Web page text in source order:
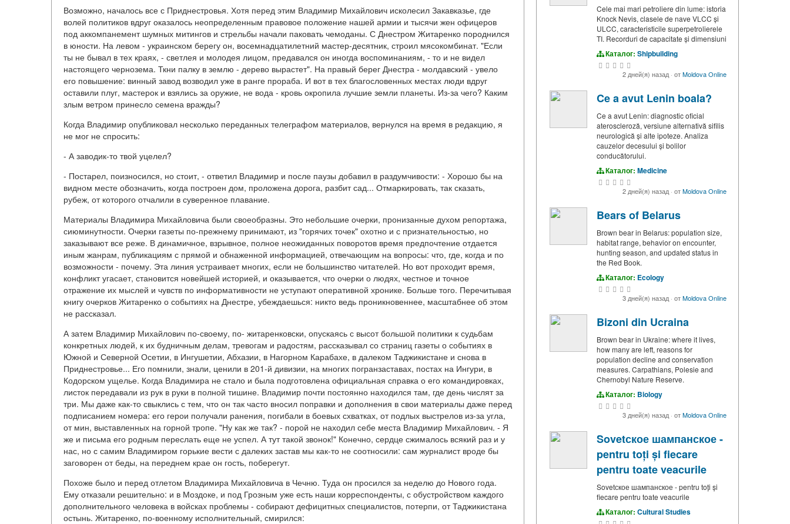
Возможно, началось все с Приднестровья. Хотя перед этим Владимир Михайлович исколесил Закавказье, где
волей политиков вдруг оказалось неопределенным правовое положение нашей армии и тысячи жен офицеров
под аккомпанемент шумных митингов и стрельбы начали паковать чемоданы. С Днестром Житаренко породнился
в юности. На левом - украинском берегу он, восемнадцатилетний мастер-десятник, строил мясокомбинат. "Если
ты не бывал в тех краях, - светлея и молодея лицом, предавался он иногда воспоминаниям, - то и не видел
настоящего чернозема. Ткни палку в землю - дерево вырастет". На правый берег Днестра - молдавский - увело
его повышение: винный завод возводил уже в ранге прораба. И вот в тех благословенных местах люди вдруг
оставили плуг, мастерок и взялись за оружие, не вода - кровь окропила лучшие земли планеты. Из-за чего? Каким
злым ветром принесло семена вражды?
Когда Владимир опубликовал несколько переданных телеграфом материалов, вернулся на время в редакцию, я
не мог не спросить:
- А заводик-то твой уцелел?
- Постарел, поизносился, но стоит, - ответил Владимир и после паузы добавил в раздумчивости: - Хорошо бы на
видном месте обозначить, когда построен дом, проложена дорога, разбит сад... Отмаркировать, так сказать,
рубеж, от которого отчалили в суверенное плавание.
Материалы Владимира Михайловича были своеобразны. Это небольшие очерки, пронизанные духом репортажа,
сиюминутности. Очерки газеты по-прежнему принимают, из "горячих точек" охотно и с признательностью, но
заказывают все реже. В динамичное, взрывное, полное неожиданных поворотов время предпочтение отдается
иным жанрам, публикациям с прямой и обнаженной информацией, отвечающим на вопросы: что, где, когда и по
возможности - почему. Эта линия устраивает многих, если не большинство читателей. Но вот проходит время,
конфликт угасает, становится новейшей историей, и оказывается, что очерки о людях, честное и точное
отражение их мыслей и чувств по информативности не уступают оперативной хронике. Больше того. Перечитывая
книгу очерков Житаренко о событиях на Днестре, убеждаешься: никто ведь проникновеннее, масштабнее об этом
не рассказал.
А затем Владимир Михайлович по-своему, по- житаренковски, опускаясь с высот большой политики к судьбам
конкретных людей, к их будничным делам, тревогам и радостям, рассказывал со страниц газеты о событиях в
Южной и Северной Осетии, в Ингушетии, Абхазии, в Нагорном Карабахе, в далеком Таджикистане и снова в
Приднестровье... Его помнили, знали, ценили в 201-й дивизии, на многих погранзаставах, постах на Ингури, в
Кодорском ущелье. Когда Владимира не стало и была подготовлена официальная справка о его командировках,
листок передавали из рук в руки в полной тишине. Владимир почти постоянно находился там, где день числят за
три. Мы даже как-то свыклись с тем, что он так часто вносил поправки и дополнения в свои материалы даже перед
подписанием номера: его герои получали ранения, погибали в боевых схватках, от подлых выстрелов из-за угла,
от мин, выставленных на горной тропе. "Ну как же так? - порой не находил себе места Владимир Михайлович. - Я
же и письма его родным переслать еще не успел. А тут такой звонок!" Конечно, сердце сжималось всякий раз и у
нас, но с самим Владимиром горькие вести с далеких застав мы как-то не соотносили: сам журналист вроде бы
заговорен от беды, на переднем крае он гость, поберегут.
Похоже было и перед отлетом Владимира Михайловича в Чечню. Туда он просился за неделю до Нового года.
Ему отказали решительно: и в Моздоке, и под Грозным уже есть наши корреспонденты, с обустройством каждого
дополнительного человека в войсках проблемы - собирают дефицитных специалистов, потерпи, от Таджикистана
остынь. Житаренко, по-военному исполнительный, смирился:
Cele mai mari petroliere din lume: istoria
Knock Nevis, clasele de nave VLCC și
ULCC, caracteristicile superpetrolierele
TI. Recorduri de capacitate și dimensiuni
Каталог: Shipbuilding
2 дней(я) назад· отMoldova Online
Ce a avut Lenin boala?
Ce a avut Lenin: diagnostic oficial
ateroscleroză, versiune alternativă sifilis
neurologică și alte ipoteze. Analiza
cauzelor decesului și bolilor
conducătorului.
Каталог: Medicine
2 дней(я) назад· отMoldova Online
Bears of Belarus
Brown bear in Belarus: population size,
habitat range, behavior on encounter,
hunting season, and updated status in
the Red Book.
Каталог: Ecology
3 дней(я) назад· отMoldova Online
Bizoni din Ucraina
Brown bear in Ukraine: where it lives,
how many are left, reasons for
population decline and conservation
measures. Carpathians, Polesie and
Chernobyl Nature Reserve.
Каталог: Biology
3 дней(я) назад· отMoldova Online
Sovetское шампанское -
pentru toți și fiecare
pentru toate veacurile
Sovetское шампанское - pentru toți și
fiecare pentru toate veacurile
Каталог: Cultural Studies